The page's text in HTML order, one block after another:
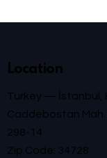
Location
Turkey — İstanbul,
Caddebostan
298-14
Zip Code: 34728